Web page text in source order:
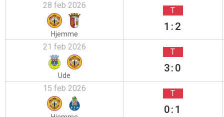
28 feb 2026
Hjemme
T
1:2
21 feb 2026
Ude
T
3:0
15 feb 2026 T
0:1